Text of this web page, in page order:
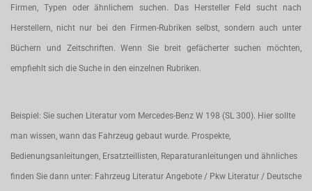
Firmen, Typen oder ähnlichem suchen. Das Hersteller Feld sucht nach
Herstellern, nicht nur bei den Firmen-Rubriken selbst, sondern auch unter
Büchern und Zeitschriften. Wenn Sie breit gefächerter suchen möchten,
empfiehlt sich die Suche in den einzelnen Rubriken.
Beispiel: Sie suchen Literatur vom Mercedes-Benz W 198 (SL 300). Hier sollte
man wissen, wann das Fahrzeug gebaut wurde. Prospekte,
Bedienungsanleitungen, Ersatzteillisten, Reparaturanleitungen und ähnliches
finden Sie dann unter: Fahrzeug Literatur Angebote / Pkw Literatur / Deutsche